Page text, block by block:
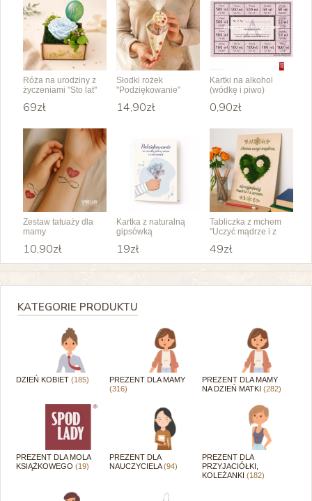
Róża na urodziny z
życzeniami "Sto lat"
69zł
Słodki rożek
"Podziękowanie"
14,90zł
Kartki na alkohol
(wódkę i piwo)
0,90zł
Zestaw tatuaży dla
mamy
10,90zł
Kartka z naturalną
gipsówką
Nauczyciela"
19zł
Tabliczka z mchem
"Uczyć mądrze i z
49zł
KATEGORIE PRODUKTU
DZIEŃ KOBIET (185)
PREZENT DLA MAMY
(316)
PREZENT DLA MAMY
NA DZIEŃ MATKI(282)
PREZENT DLA MOLA
KSIĄŻKOWEGO (19)
PREZENT DLA
NAUCZYCIELA(94)
PREZENT DLA
PRZYJACIÓŁKI,
KOLEŻANKI(182)